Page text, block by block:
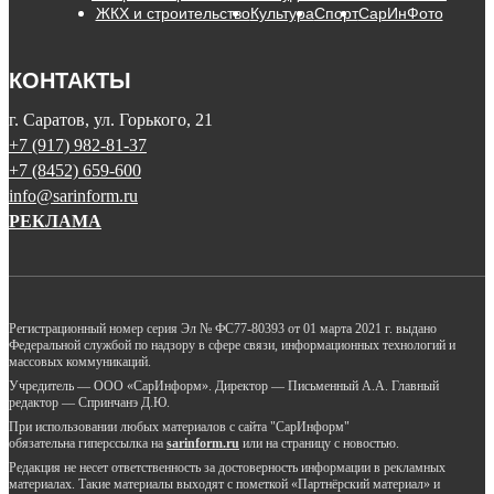
ЖКХ и строительствоКультураСпортСарИнФото
КОНТАКТЫ
г. Саратов, ул. Горького, 21
+7 (917) 982-81-37
+7 (8452) 659-600
info@sarinform.ru
РЕКЛАМА
Регистрационный номер серия Эл № ФС77-80393 от 01 марта 2021 г. выдано
Федеральной службой по надзору в сфере связи, информационных технологий и
массовых коммуникаций.
Учредитель — ООО «СарИнформ». Директор — Письменный А.А. Главный
редактор — Спринчанэ Д.Ю.
При использовании любых материалов с сайта "СарИнформ"
обязательна гиперссылка на sarinform.ru или на страницу с новостью.
Редакция не несет ответственность за достоверность информации в рекламных
материалах. Такие материалы выходят с пометкой «Партнёрский материал» и